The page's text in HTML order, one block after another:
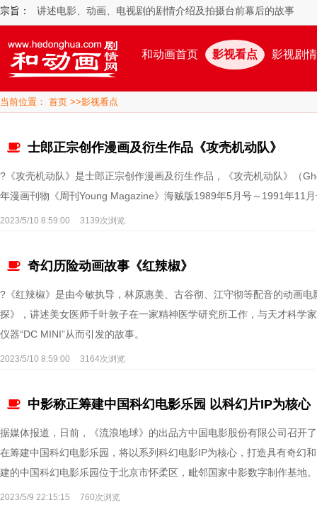
宗旨： 讲述电影、动画、电视剧的剧情介绍及拍摄台前幕后的故事
和动画首页 影视看点 影视剧情
当前位置： 首页 >>影视看点
士郎正宗创作漫画及衍生作品《攻壳机动队》
?《攻壳机动队》是士郎正宗创作漫画及衍生作品，《攻壳机动队》（
年漫画刊物《周刊Young Magazine》海贼版1989年5月号～1991年11
2023/5/10 8:59:00 3139次浏览
奇幻历险动画故事《红辣椒》
?《红辣椒》是由今敏执导，林原惠美、古谷彻、江守彻等配音的动画
探》，讲述美女医师千叶敦子在一家精神医学研究所工作，与天才科学
仪器“DC MINI”从而引发的故事。
2023/5/10 8:59:00 3164次浏览
中影称正筹建中国科幻电影乐园 以科幻片IP为核心
据媒体报道，日前，《流浪地球》的出品方中国电影股份有限公司召开
在筹建中国科幻电影乐园，将以系列科幻电影IP为核心，打造具有奇幻
建的中国科幻电影乐园位于北京市怀柔区，毗邻国家中影数字制作基地。
2023/5/9 22:15:15 760次浏览